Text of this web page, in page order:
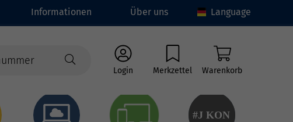
Informationen Über uns Language
Login Merkzettel Warenkorb
#J KON